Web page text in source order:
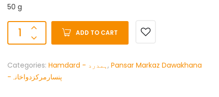
50 g
ADD TO CART
Categories: Hamdard - ہمدرد, Pansar Markaz Dawakhana
-پنسارمرکزدواخانہ